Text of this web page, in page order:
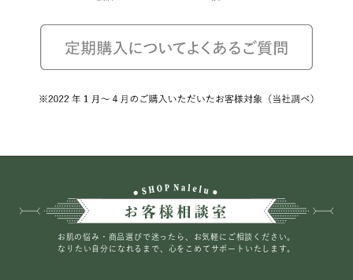
お肌の悩み・商品選びで迷ったら、お気軽にご相談ください。
なりたい自分になれるまで、心をこめてサポートいたします。